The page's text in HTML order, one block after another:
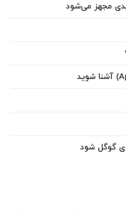
مجهز می‌شود
گوگل شود